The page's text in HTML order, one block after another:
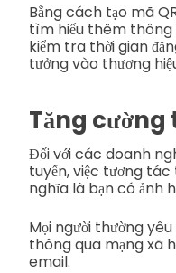
Bằng cách tạo mã
tìm hiểu thêm thông
kiểm tra thời gian
tưởng vào thương
Tăng
Đối với các doanh
tuyến, việc tương
nghĩa là bạn có ảnh
Mọi người thường
thông qua mạng xã
email.